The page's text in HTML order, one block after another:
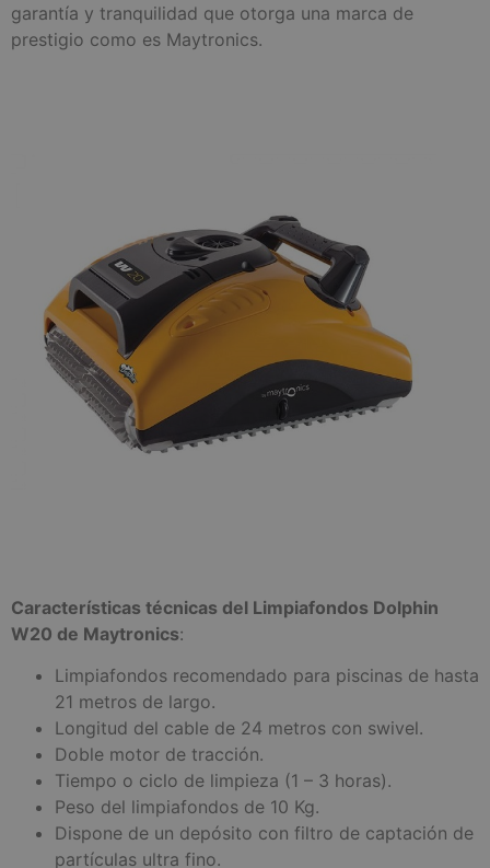
garantía y tranquilidad que otorga una marca de
prestigio como es Maytronics.
Características técnicas del Limpiafondos Dolphin
W20 de Maytronics:
Limpiafondos recomendado para piscinas de hasta
21 metros de largo.
Longitud del cable de 24 metros con swivel.
Doble motor de tracción.
Tiempo o ciclo de limpieza (1 – 3 horas).
Peso del limpiafondos de 10 Kg.
Dispone de un depósito con filtro de captación de
partículas ultra fino.